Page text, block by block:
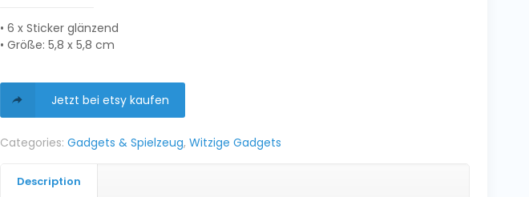
• 6 x Sticker glänzend
• Größe: 5,8 x 5,8 cm
Jetzt bei etsy kaufen
Categories: Gadgets & Spielzeug, Witzige Gadgets
Description